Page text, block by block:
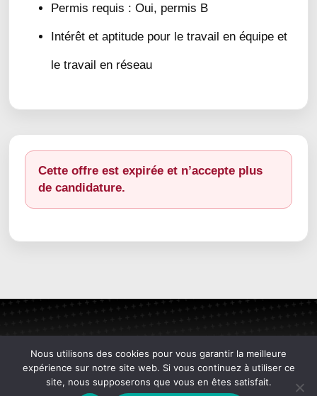
Permis requis : Oui, permis B
Intérêt et aptitude pour le travail en équipe et
le travail en réseau
Cette offre est expirée et n’accepte plus
de candidature.
Nous utilisons des cookies pour vous garantir la meilleure
expérience sur notre site web. Si vous continuez à utiliser ce
site, nous supposerons que vous en êtes satisfait.